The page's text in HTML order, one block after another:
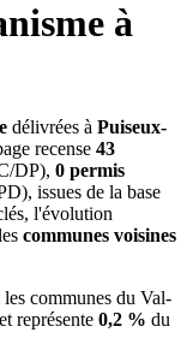
à
délivrées à Puiseux-
recense 43
DP), 0 permis
issues de la base
l'évolution
communes voisines
communes du Val-
représente 0,2 % du